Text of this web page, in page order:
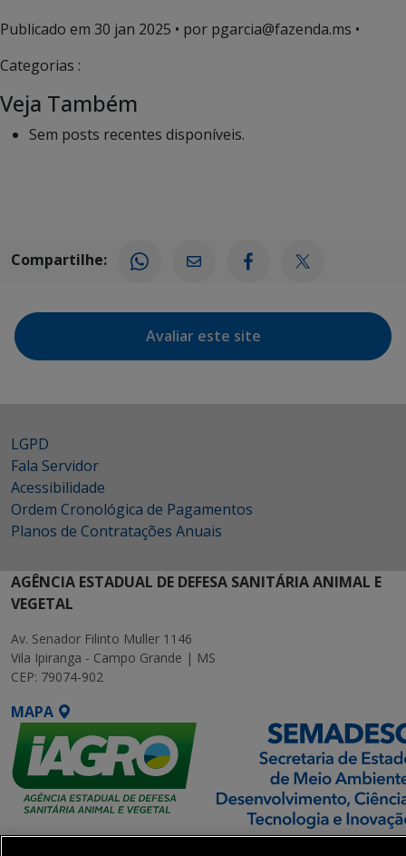
Publicado em 30 jan 2025 • por pgarcia@fazenda.ms •
Categorias :
Veja Também
Sem posts recentes disponíveis.
Compartilhe:
Avaliar este site
LGPD
Fala Servidor
Acessibilidade
Ordem Cronológica de Pagamentos
Planos de Contratações Anuais
AGÊNCIA ESTADUAL DE DEFESA SANITÁRIA ANIMAL E
VEGETAL
Av. Senador Filinto Muller 1146
Vila Ipiranga - Campo Grande | MS
CEP: 79074-902
MAPA